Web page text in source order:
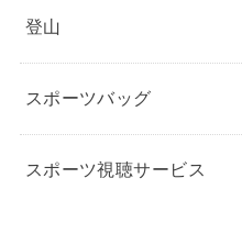
登山
スポーツバッグ
スポーツ視聴サービス